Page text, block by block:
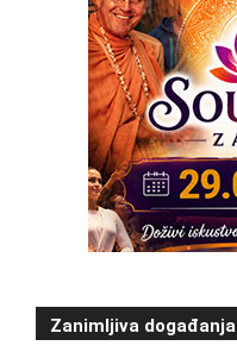
Zanimljiva događanja